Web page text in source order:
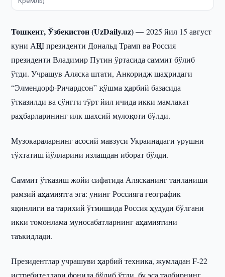
Тошкент, Ўзбекистон (UzDaily.uz) —2025 йил 15 август
куни АҚШ президенти Дональд Трамп ва Россия
президенти Владимир Путин ўртасида саммит бўлиб
ўтди. Учрашув Аляска штати, Анкоридж шаҳридаги
“Элмендорф-Ричардсон” қўшма ҳарбий базасида
ўтказилди ва сўнгги тўрт йил ичида икки мамлакат
раҳбарларининг илк шахсий мулоқоти бўлди.
Музокараларнинг асосий мавзуси Украинадаги урушни
тўхтатиш йўлларини излашдан иборат бўлди.
Саммит ўтказиш жойи сифатида Алясканинг танланиши
рамзий аҳамиятга эга: унинг Россияга географик
яқинлиги ва тарихий ўтмишида Россия ҳудуди бўлгани
икки томонлама муносабатларнинг аҳамиятини
таъкидлади.
Президентлар учрашуви ҳарбий техника, жумладан F-22
истребителлари фонида бўлиб ўтди, бу эса тадбирнинг